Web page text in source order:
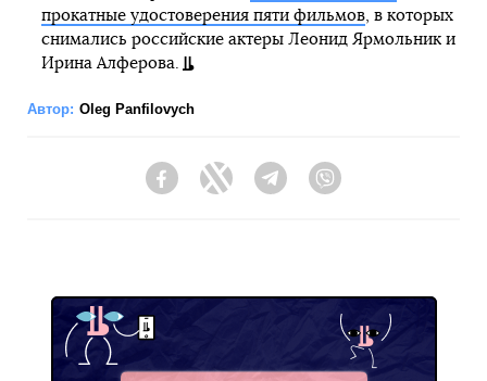
прокатные удостоверения пяти фильмов, в которых
снимались российские актеры Леонид Ярмольник и
Ирина Алферова.
Автор: Oleg Panfilovych
FacebookTwitter Telegram